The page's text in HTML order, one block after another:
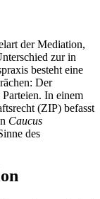
der Mediation,
zur in
besteht eine
Der
In einem
(ZIP) befasst
Caucus
des